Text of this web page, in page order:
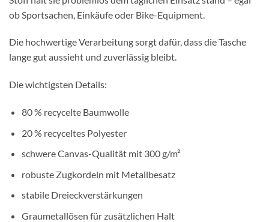
ob Sportsachen, Einkäufe oder Bike-Equipment.
Die hochwertige Verarbeitung sorgt dafür, dass die Tasche
lange gut aussieht und zuverlässig bleibt.
Die wichtigsten Details:
80 % recycelte Baumwolle
20 % recyceltes Polyester
schwere Canvas-Qualität mit 300 g/m²
robuste Zugkordeln mit Metallbesatz
stabile Dreieckverstärkungen
Graumetallösen für zusätzlichen Halt